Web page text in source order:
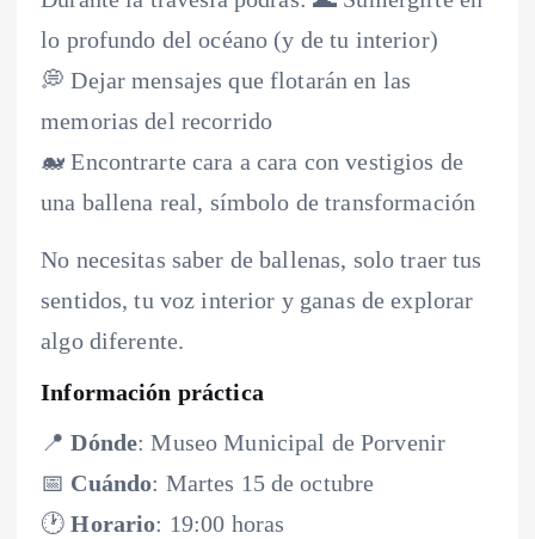
lo profundo del océano (y de tu interior)
💭 Dejar mensajes que flotarán en las
memorias del recorrido
🐋 Encontrarte cara a cara con vestigios de
una ballena real, símbolo de transformación
No necesitas saber de ballenas, solo traer tus
sentidos, tu voz interior y ganas de explorar
algo diferente.
Información práctica
📍Dónde: Museo Municipal de Porvenir
📅 Cuándo: Martes 15 de octubre
🕐Horario: 19:00 horas